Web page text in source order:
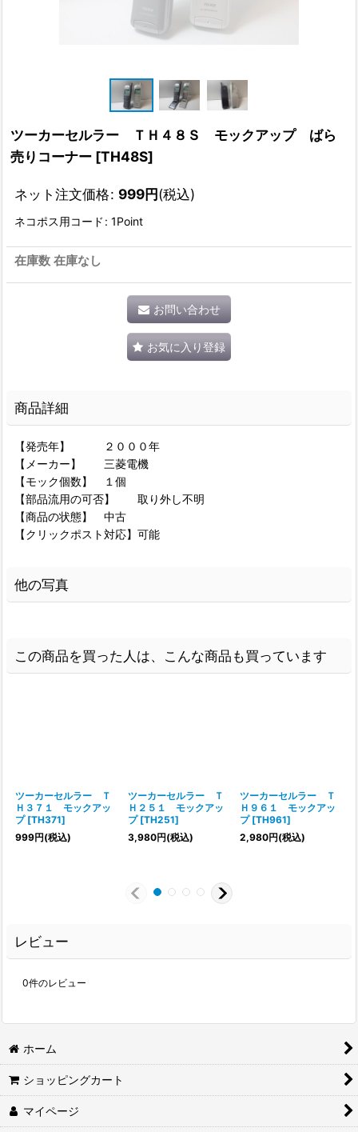
ツーカーセルラー ＴＨ４８Ｓ モックアップ ばら
売りコーナー [TH48S]
ネット注文価格: 999円(税込)
ネコポス用コード : 1Point
在庫数 在庫なし
お問い合わせ
お気に入り登録
商品詳細
【発売年】 ２０００年
【メーカー】 三菱電機
【モック個数】 １個
【部品流用の可否】 取り外し不明
【商品の状態】 中古
【クリックポスト対応】可能
他の写真
この商品を買った人は、こんな商品も買っています
ツーカーセルラー Ｔ
Ｈ３７１ モックアッ
プ [TH371]
999円(税込)
ツーカーセルラー Ｔ
Ｈ２５１ モックアッ
プ [TH251]
3,980円(税込)
ツーカーセルラー Ｔ
Ｈ９６１ モックアッ
プ [TH961]
2,980円(税込)
レビュー
0件のレビュー
ホーム
ショッピングカート
マイページ